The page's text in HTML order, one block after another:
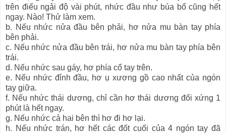
trên điếu ngải độ vài phút, nhức đầu như búa bổ cũng hết
ngay. Nào! Thử làm xem.
b. Nếu nhức nửa đầu bên phải, hơ nửa mu bàn tay phía
bên phải.
c. Nếu nhức nửa đầu bên trái, hơ nửa mu bàn tay phía bên
trái.
d. Nếu nhức sau gáy, hơ phía cổ tay trên.
e. Nếu nhức đỉnh đầu, hơ ụ xương gồ cao nhất của ngón
tay giữa.
f. Nếu nhức thái dương, chỉ cần hơ thái dương đối xứng 1
phút là hết ngay.
g. Nếu nhức cả hai bên thì hơ đi hơ lại.
h. Nếu nhức trán, hơ hết các đốt cuối của 4 ngón tay đã